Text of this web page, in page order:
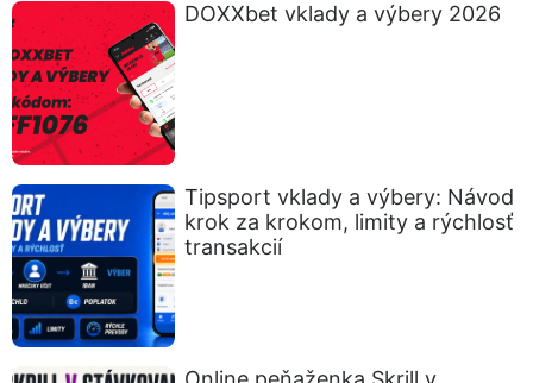
DOXXbet vklady a výbery 2026
Tipsport vklady a výbery: Návod
krok za krokom, limity a rýchlosť
transakcií